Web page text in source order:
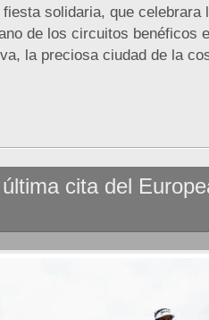
solidaria, que celebrara
de los circuitos benéficos
la preciosa ciudad de la
cita del